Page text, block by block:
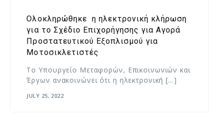
Ολοκληρώθηκε η ηλεκτρονική κλήρωση
για το Σχέδιο Επιχορήγησης για Αγορά
Προστατευτικού Εξοπλισμού για
Μοτοσικλετιστές
Το Υπουργείο Μεταφορών, Επικοινωνιών και
Έργων ανακοινώνει ότι η ηλεκτρονική […]
JULY 25, 2022